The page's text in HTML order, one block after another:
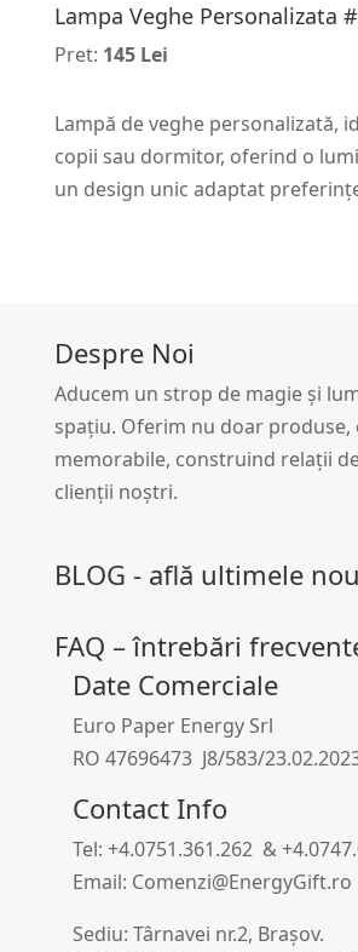
Lampa Veghe Personalizata
Pret: 145 Lei
Lampă de veghe personalizată,
copii sau dormitor, oferind o
un design unic adaptat
Despre Noi
Aducem un strop de magie și
spațiu. Oferim nu doar produse,
memorabile, construind relații
clienții noștri.
BLOG - află ultimele
FAQ – întrebări
Date Comerciale
Euro Paper Energy Srl
RO 47696473 J8/583/
Contact Info
Tel: +4.0751.361.262 &
Email: Comenzi@EnergyGift.ro
Sediu: Târnavei nr.2, Brașov.